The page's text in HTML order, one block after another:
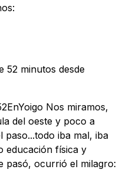
52 minutos desde
Nos miramos,
del oeste y poco a
paso...todo iba mal, iba
educación física y
pasó, ocurrió el milagro: